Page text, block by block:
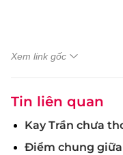
Xem link gốc
Tin liên quan
Kay Trần chưa
Điểm chung giữa